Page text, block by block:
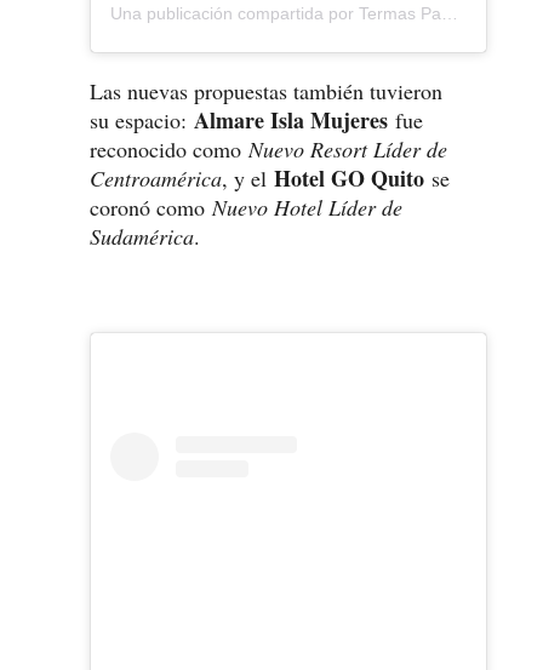
Las nuevas propuestas también tuvieron
su espacio: Almare Isla Mujeres fue
reconocido como Nuevo Resort Líder de
Centroamérica, y el Hotel GO Quito se
coronó como Nuevo Hotel Líder de
Sudamérica.